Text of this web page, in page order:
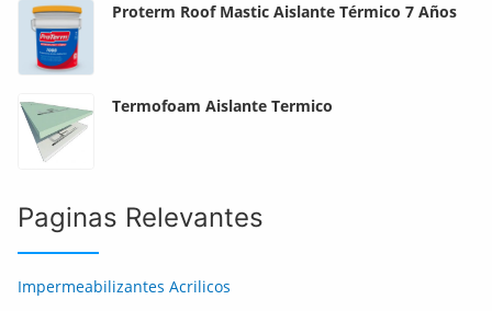
Proterm Roof Mastic Aislante Térmico 7 Años
Termofoam Aislante Termico
Paginas Relevantes
Impermeabilizantes Acrilicos